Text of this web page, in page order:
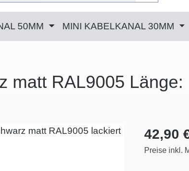
50MM MINI KABELKANAL 30MM
matt RAL9005 Länge:
Regulärer
42,90
Preise inkl.